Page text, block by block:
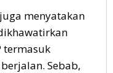
menyatakan
termasuk
Sebab,